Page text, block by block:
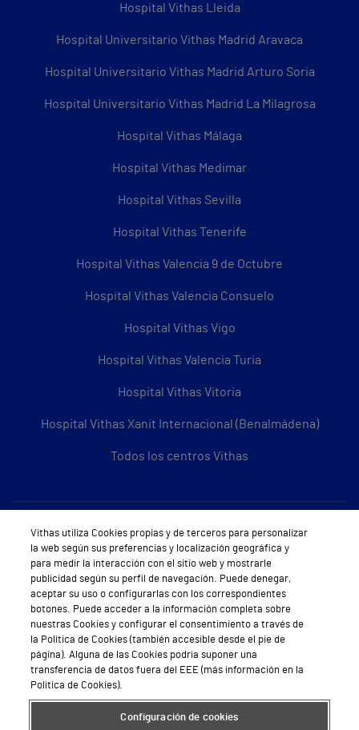
Hospital Vithas Lleida
Hospital Universitario Vithas Madrid Aravaca
Hospital Universitario Vithas Madrid Arturo Soria
Hospital Universitario Vithas Madrid La Milagrosa
Hospital Vithas Málaga
Hospital Vithas Medimar
Hospital Vithas Sevilla
Hospital Vithas Tenerife
Hospital Vithas Valencia 9 de Octubre
Hospital Vithas Valencia Consuelo
Hospital Vithas Vigo
Hospital Vithas Valencia Turia
Hospital Vithas Vitoria
Hospital Vithas Xanit Internacional (Benalmádena)
Todos los centros Vithas
Sobre Vithas
Quiénes somos
Trabajar en Vithas
Teléfono Cita Médica
Teléfono Atención al Cliente
Política de seguridad y salud en el trabajo
Conoce a Supervita
Vithas utiliza Cookies propias y de terceros para personalizar
la web según sus preferencias y localización geográfica y
para medir la interacción con el sitio web y mostrarle
publicidad según su perfil de navegación. Puede denegar,
aceptar su uso o configurarlas con los correspondientes
botones. Puede acceder a la información completa sobre
nuestras Cookies y configurar el consentimiento a través de
la Política de Cookies (también accesible desde el pie de
página). Alguna de las Cookies podría suponer una
transferencia de datos fuera del EEE (más información en la
Política de Cookies).
Configuración de cookies